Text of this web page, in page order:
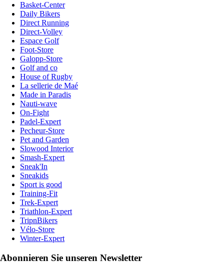
Basket-Center
Daily Bikers
Direct Running
Direct-Volley
Espace Golf
Foot-Store
Galopp-Store
Golf and co
House of Rugby
La sellerie de Maé
Made in Paradis
Nauti-wave
On-Fight
Padel-Expert
Pecheur-Store
Pet and Garden
Slowood Interior
Smash-Expert
Sneak'In
Sneakids
Sport is good
Training-Fit
Trek-Expert
Triathlon-Expert
TripnBikers
Vélo-Store
Winter-Expert
Abonnieren Sie unseren Newsletter